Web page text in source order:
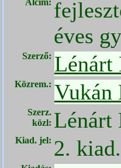
éves
Szerző: Lénárt
Közrem.:
Szerz.
közl: Lénárt
Kiad. jel: 2. kiad.